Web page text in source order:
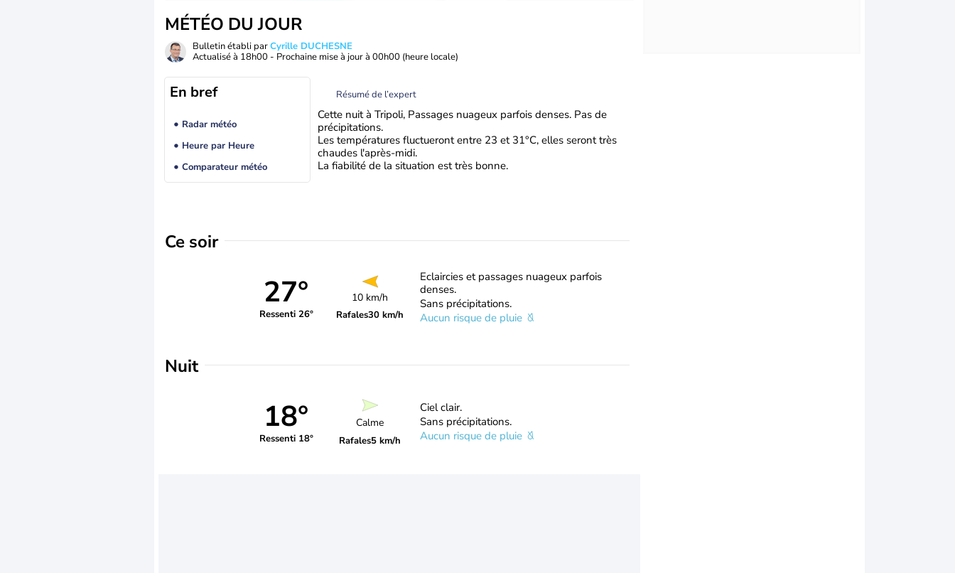
MÉTÉO DU JOUR
Bulletin établi parCyrille DUCHESNE
Actualisé à 18h00 - Prochaine mise à jour à 00h00 (heure locale)
En bref
Radar météo
Heure par Heure
Comparateur météo
Résumé de l’expert
Cette nuit à Tripoli, Passages nuageux parfois denses. Pas de
précipitations.
Les températures fluctueront entre 23 et 31°C, elles seront très
chaudes l'après-midi.
La fiabilité de la situation est très bonne.
Ce soir
27°
Ressenti 26°
10 km/h
Rafales30 km/h
Eclaircies et passages nuageux parfois
denses.
Sans précipitations.
Aucun risque de pluie
Nuit
18°
Ressenti 18°
Calme
Rafales5 km/h
Ciel clair.
Sans précipitations.
Aucun risque de pluie